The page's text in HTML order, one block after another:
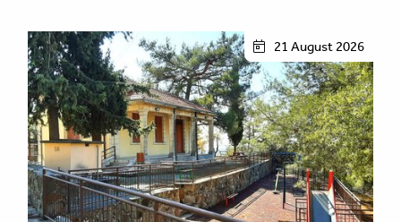
21 August 2026